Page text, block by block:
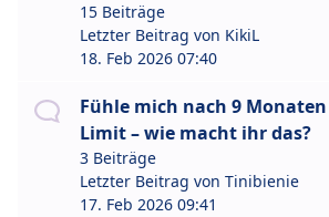
15 Beiträge
Letzter Beitrag von KikiL
18. Feb 2026 07:40
Fühle mich nach 9
Limit – wie macht ihr das?
3 Beiträge
Letzter Beitrag von Tinibienie
17. Feb 2026 09:41